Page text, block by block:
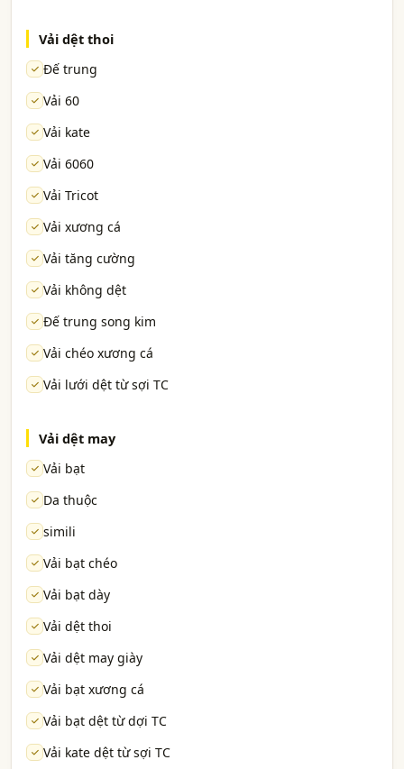
Vải dệt thoi
Đế trung
Vải 60
Vải kate
Vải 6060
Vải Tricot
Vải xương cá
Vải tăng cường
Vải không dệt
Đế trung song kim
Vải chéo xương cá
Vải lưới dệt từ sợi TC
Vải dệt may
Vải bạt
Da thuộc
simili
Vải bạt chéo
Vải bạt dày
Vải dệt thoi
Vải dệt may giày
Vải bạt xương cá
Vải bạt dệt từ dợi TC
Vải kate dệt từ sợi TC